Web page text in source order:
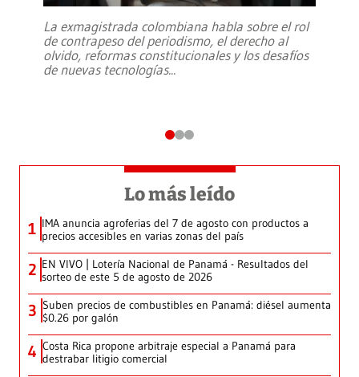
La exmagistrada colombiana habla sobre el rol
de contrapeso del periodismo, el derecho al
olvido, reformas constitucionales y los desafíos
de nuevas tecnologías...
Lo más leído
1 IMA anuncia agroferias del 7 de agosto con productos a
precios accesibles en varias zonas del país
2 EN VIVO | Lotería Nacional de Panamá - Resultados del
sorteo de este 5 de agosto de 2026
3 Suben precios de combustibles en Panamá: diésel aumenta
$0.26 por galón
4 Costa Rica propone arbitraje especial a Panamá para
destrabar litigio comercial